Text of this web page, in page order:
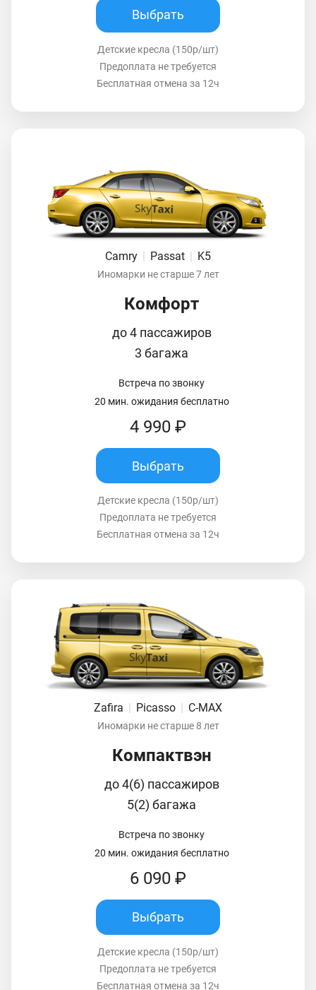
Выбрать
Детские кресла (150р/шт)
Предоплата не требуется
Бесплатная отмена за 12ч
Camry Passat K5
Иномарки не старше 7 лет
Комфорт
до 4 пассажиров
3 багажа
Встреча по звонку
20 мин. ожидания бесплатно
4 990 ₽
Выбрать
Детские кресла (150р/шт)
Предоплата не требуется
Бесплатная отмена за 12ч
Zafira | Picasso | C-MAX
Иномарки не старше 8 лет
Компактвэн
до 4(6) пассажиров
5(2) багажа
Встреча по звонку
20 мин. ожидания бесплатно
6 090 ₽
Выбрать
Детские кресла (150р/шт)
Предоплата не требуется
Бесплатная отмена за 12ч